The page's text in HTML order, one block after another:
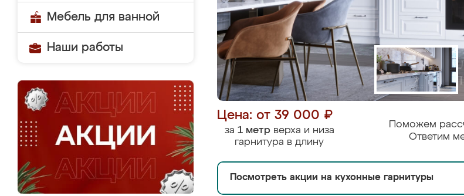
Мебель для ванной
Наши работы
Цена: от 39 000 ₽
за 1 метрверха и низа
гарнитура в длину
Поможем
Ответим
Посмотреть акции на кухонные гарнитуры